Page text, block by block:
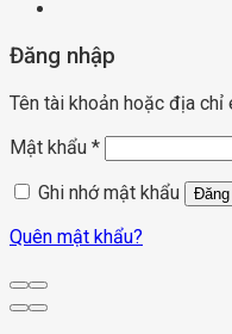
Đăng nhập
Tên tài khoản hoặc địa chỉ
Mật khẩu *
Ghi nhớ mật khẩu
Đăng
Quên mật khẩu?